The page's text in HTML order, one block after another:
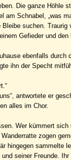
Die ganze Höhle
am Schnabel, „was
suchen.
Gefieder und
ebenfalls
ihn der Specht
antwortete er
alles im Chor.
Wer kümmert
zogen
hingegen sammelte
seiner Freunde.